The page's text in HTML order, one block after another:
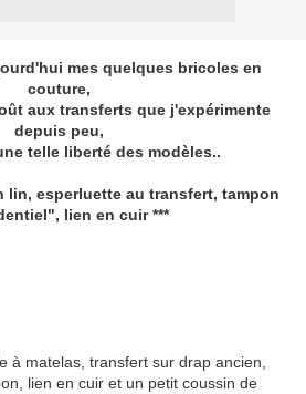
mes quelques bricoles en
couture,
aux transferts que j'expérimente
depuis peu,
telle liberté des modèles..
lin, esperluette au transfert, tampon
lien en cuir ***
à matelas, transfert sur drap ancien,
lien en cuir et un petit coussin de